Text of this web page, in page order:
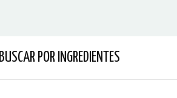
BUSCAR POR INGREDIENTES